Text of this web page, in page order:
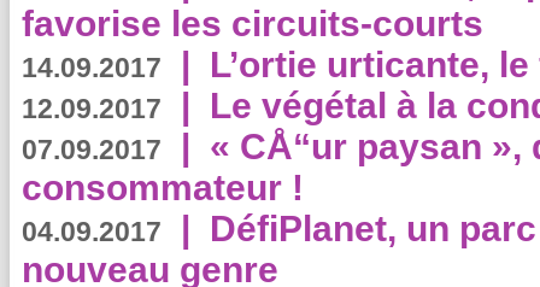
favorise les circuits-courts
14.09.2017 | L’ortie urticante,
12.09.2017 | Le végétal à la
07.09.2017 | « CÅ“ur paysan
consommateur !
04.09.2017 | DéfiPlanet, un
nouveau genre